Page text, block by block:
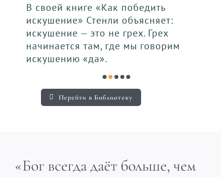
В своей книге «Как победить
искушение» Стенли объясняет:
искушение — это не грех. Грех
начинается там, где мы говорим
искушению «да».
Перейти в Библиотеку
«Бог всегда даёт больше, чем